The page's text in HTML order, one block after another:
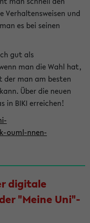
Verhaltensweisen und
es bei seinen
gut als
man die Wahl hat,
der man am besten
Über die neuen
in BIKI erreichen!
ouml-nnen-
digitale
"Meine Uni"-